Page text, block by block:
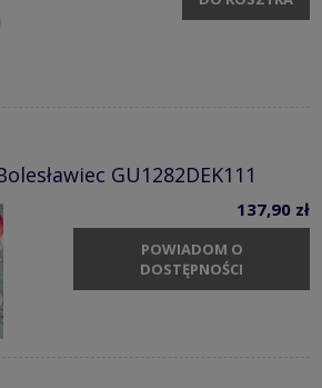
GU1282DEK111
137,90 zł
POWIADOM O
DOSTĘPNOŚCI